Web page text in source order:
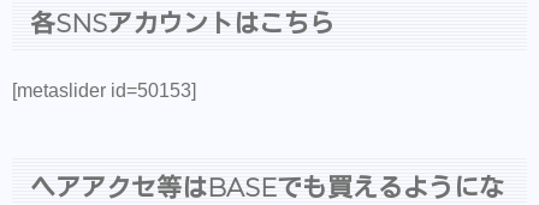
各SNSアカウントはこちら
[metaslider id=50153]
ヘアアクセ等はBASEでも買えるようにな